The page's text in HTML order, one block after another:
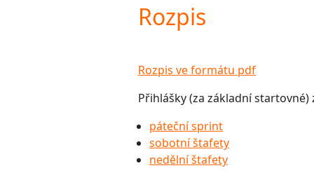
Rozpis
Rozpis ve formátu pdf
Přihlášky (za základní startovné)
páteční sprint
sobotní štafety
nedělní štafety